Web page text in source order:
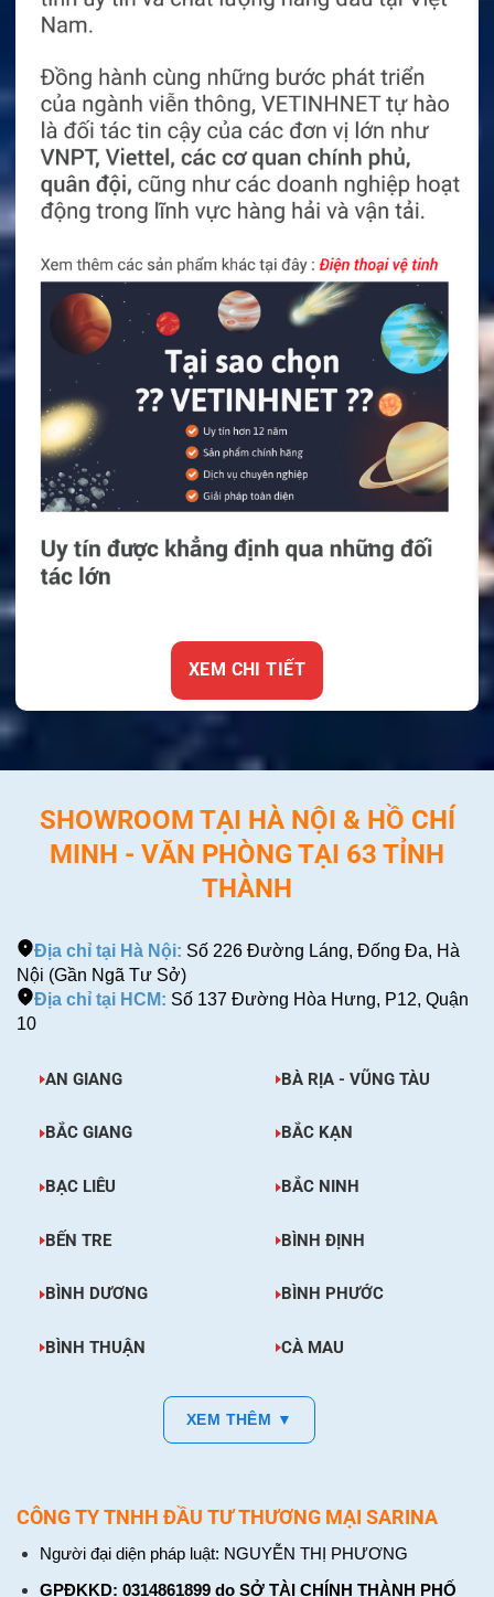
XEM CHI TIẾT
SHOWROOM TẠI HÀ NỘI & HỒ CHÍ
MINH - VĂN PHÒNG TẠI 63 TỈNH
THÀNH
Địa chỉ tại Hà Nội: Số 226 Đường Láng, Đống Đa, Hà
Nội (Gần Ngã Tư Sở)
Địa chỉ tại HCM: Số 137 Đường Hòa Hưng, P12, Quận
10
AN GIANG BÀ RỊA - VŨNG TÀU
BẮC GIANG BẮC KẠN
BẠC LIÊU BẮC NINH
BẾN TRE BÌNH ĐỊNH
BÌNH DƯƠNG BÌNH PHƯỚC
BÌNH THUẬN CÀ MAU
XEM THÊM ▼
CÔNG TY TNHH ĐẦU TƯ THƯƠNG MẠI SARINA
Người đại diện pháp luật: NGUYỄN THỊ PHƯƠNG
GPĐKKD: 0314861899 do SỞ TÀI CHÍNH THÀNH PHỐ